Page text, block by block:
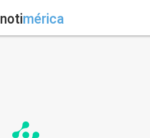
notimérica